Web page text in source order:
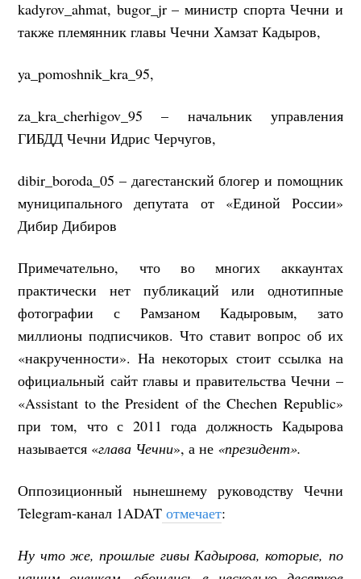
kadyrov_ahmat, bugor_jr – министр спорта Чечни и
также племянник главы Чечни Хамзат Кадыров,
ya_pomoshnik_kra_95,
za_kra_cherhigov_95 – начальник управления
ГИБДД Чечни Идрис Черчугов,
dibir_boroda_05 – дагестанский блогер и помощник
муниципального депутата от «Единой России»
Дибир Дибиров
Примечательно, что во многих аккаунтах
практически нет публикаций или однотипные
фотографии с Рамзаном Кадыровым, зато
миллионы подписчиков. Что ставит вопрос об их
«накрученности». На некоторых стоит ссылка на
официальный сайт главы и правительства Чечни –
«Assistant to the President of the Chechen Republic»
при том, что с 2011 года должность Кадырова
называется «глава Чечни», а не «президент».
Оппозиционный нынешнему руководству Чечни
Telegram-канал 1ADAT отмечает:
Ну что же, прошлые гивы Кадырова, которые, по